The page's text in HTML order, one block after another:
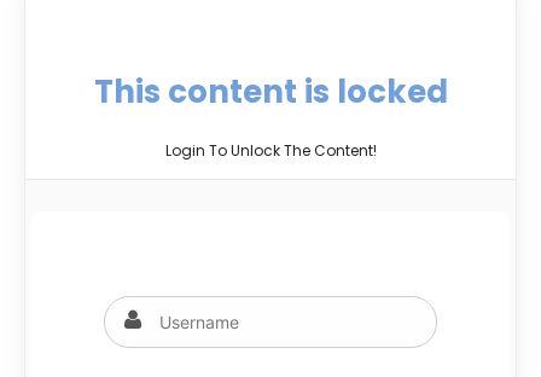
This content is locked
Login To Unlock The Content!